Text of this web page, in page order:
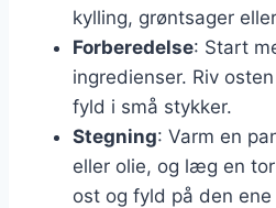
kylling, grøntsager
Forberedelse: Start
ingredienser. Riv
fyld i små stykker.
Stegning: Varm en
eller olie, og læg en
ost og fyld på den